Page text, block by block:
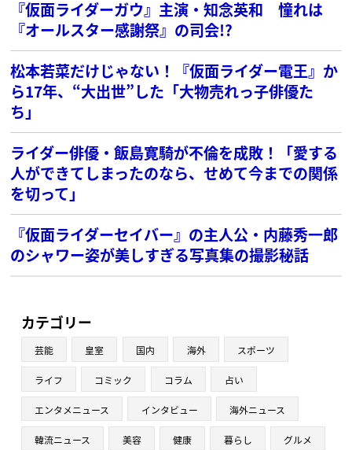
『仮面ライダーガウ』主演・知念英和 憧れは
『オールスター感謝祭』の司会!?
松本若菜だけじゃない！『仮面ライダー電王』か
ら17年、“大出世”した「大物売れっ子俳優た
ち」
ライダー俳優・飯島寛騎が不倫を成敗！「愛する
人ができてしまったのなら、せめて今までの関係
を切って」
『仮面ライダーセイバー』の主人公・内藤秀一郎
のシャワー姿が美しすぎる写真集の撮影秘話
カテゴリー
芸能 皇室 国内 海外 スポーツ
ライフ コミック コラム 占い
エンタメニュース インタビュー 海外ニュース
韓流ニュース 美容 健康 暮らし グルメ